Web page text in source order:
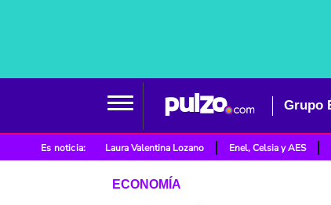
Es noticia: Laura Valentina Lozano Enel, Celsia y AES
ECONOMÍA